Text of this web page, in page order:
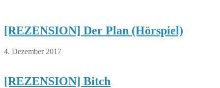
[REZENSION] Der Plan (Hörspiel)
4. Dezember 2017
[REZENSION] Bitch